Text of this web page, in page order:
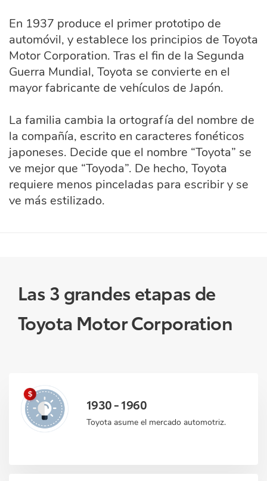
En 1937 produce el primer prototipo de
automóvil, y establece los principios de Toyota
Motor Corporation. Tras el fin de la Segunda
Guerra Mundial, Toyota se convierte en el
mayor fabricante de vehículos de Japón.
La familia cambia la ortografía del nombre de
la compañía, escrito en caracteres fonéticos
japoneses. Decide que el nombre “Toyota” se
ve mejor que “Toyoda”. De hecho, Toyota
requiere menos pinceladas para escribir y se
ve más estilizado.
Las 3 grandes etapas de
Toyota Motor Corporation
1930 - 1960
Toyota asume el mercado automotriz.